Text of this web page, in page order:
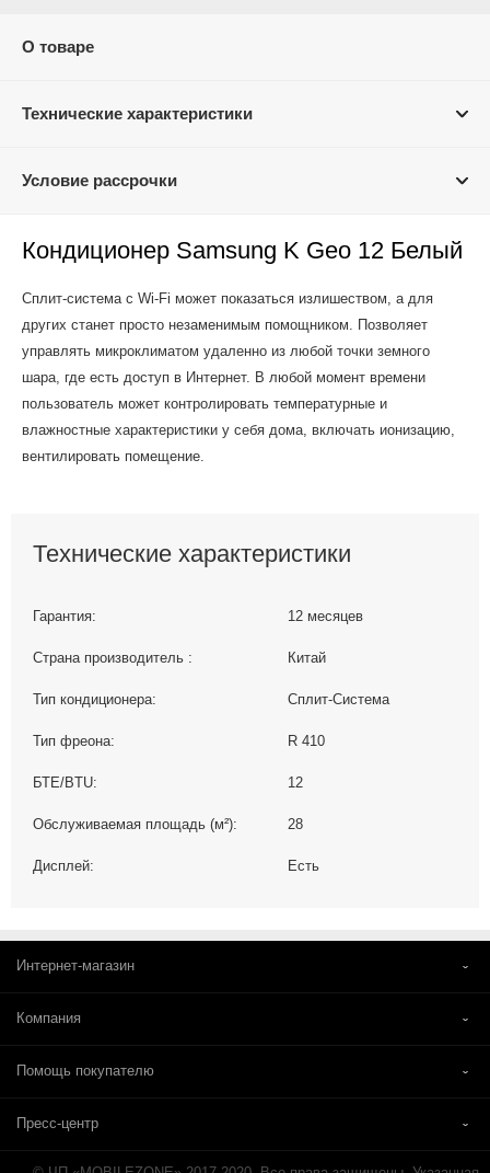
О товаре
Технические характеристики
Условие рассрочки
Кондиционер Samsung K Geo 12 Белый
Сплит-система с Wi-Fi может показаться излишеством, а для
других станет просто незаменимым помощником. Позволяет
управлять микроклиматом удаленно из любой точки земного
шара, где есть доступ в Интернет. В любой момент времени
пользователь может контролировать температурные и
влажностные характеристики у себя дома, включать ионизацию,
вентилировать помещение.
Технические характеристики
Гарантия: 12 месяцев
Страна производитель : Китай
Тип кондиционера: Сплит-Система
Тип фреона: R 410
БТЕ/BTU: 12
Обслуживаемая площадь (м²): 28
Дисплей: Есть
Интернет-магазин
Компания
Помощь покупателю
Пресс-центр